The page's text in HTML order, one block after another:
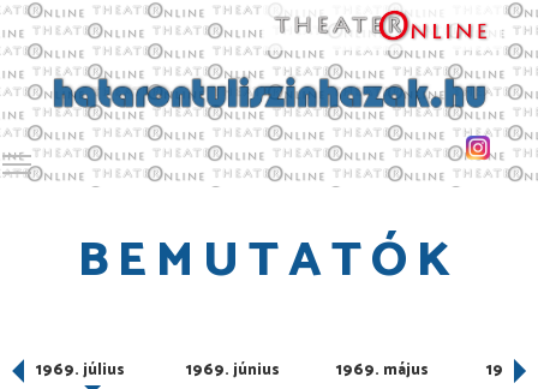
Toggle main menu visibility
BEMUTATÓK
1969. július 1969. június 1969. május 1969.